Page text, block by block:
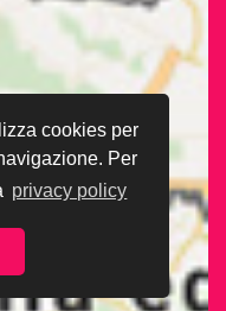
cookies per
Per
privacy policy